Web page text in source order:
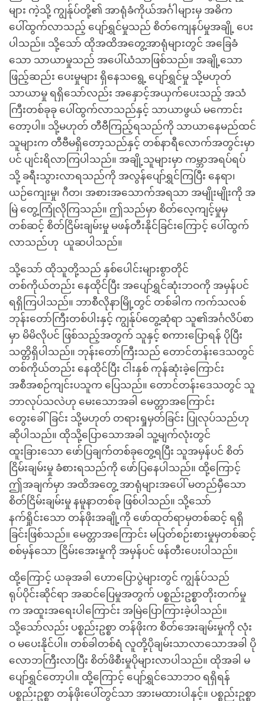
များ ကဲ့သို့ ကျွန်ုပ်တို့၏ အာရုံခံကိုယ်အင်္ဂါများမှ အဓိက
ပေါ်ထွက်လာသည့် ပျော်ရွှင်မှုသည် စိတ်ကျေနပ်မှုအချို့ ပေး
ပါသည်။ သို့သော် ထိုအထိအတွေ့အာရုံများတွင် အခြေခံ
သော သာယာမှုသည် အပေါ်ယံသာဖြစ်သည်။ အချို့သော
ဖြည့်ဆည်း ပေးမှုများ ရှိနေသရွေ့ ပျော်ရွှင်မှု သို့မဟုတ်
သာယာမှု ရရှိသော်လည်း အနှောင့်အယှက်ပေးသည့် အသံ
ကြီးတစ်ခုခု ပေါ်ထွက်လာသည်နှင့် သာယာဖွယ် မကောင်း
တော့ပါ။ သို့မဟုတ် တီဗီကြည့်ရသည်ကို သာယာနေမည်ထင်
သူများက တီဗီမရှိတော့သည်နှင့် တစ်နာရီလောက်အတွင်းမှာ
ပင် ပျင်းရိလာကြပါသည်။ အချို့သူများမှာ ကမ္ဘာအရပ်ရပ်
သို့ ခရီးသွားလာရသည်ကို အလွန်ပျော်ရွှင်ကြပြီး နေရာ၊
ယဉ်ကျေးမှု၊ ဂီတ၊ အစားအသောက်အရသာ အမျိုးမျိုးကို အ
မြဲ တွေ့ကြုံလိုကြသည်။ ဤသည်မှာ စိတ်လေ့ကျင့်မှုမှ
တစ်ဆင့် စိတ်ငြိမ်းချမ်းမှု မဖန်တီးနိုင်ခြင်းကြောင့် ပေါ်ထွက်
လာသည်ဟု ယူဆပါသည်။
သို့သော် ထိုသူတို့သည် နှစ်ပေါင်းများစွာတိုင်
တစ်ကိုယ်တည်း နေထိုင်ပြီး အပျော်ရွှင်ဆုံးဘဝကို အမှန်ပင်
ရရှိကြပါသည်။ ဘာစီလိုနာမြို့တွင် တစ်ခါက ကက်သလစ်
ဘုန်းတော်ကြီးတစ်ပါးနှင့် ကျွန်ုပ်တွေ့ဆုံရာ သူ၏အင်္ဂလိပ်စာ
မှာ မိမိလိုပင် ဖြစ်သည့်အတွက် သူနှင့် စကားပြောရန် ပိုပြီး
သတ္တိရှိပါသည်။ ဘုန်းတော်ကြီးသည် တောင်တန်းဒေသတွင်
တစ်ကိုယ်တည်း နေထိုင်ပြီး ငါးနှစ် ကုန်ဆုံးခဲ့ကြောင်း
အစီအစဉ်ကျင်းပသူက ပြေသည်။ တောင်တန်းဒေသတွင် သူ
ဘာလုပ်သလဲဟု မေးသောအခါ မေတ္တာအကြောင်း
တွေးခေါ်ခြင်း သို့မဟုတ် တရားရှုမှတ်ခြင်း ပြုလုပ်သည်ဟု
ဆိုပါသည်။ ထိုသို့ပြောသောအခါ သူ့မျက်လုံးတွင်
ထူးခြားသော ဖော်ပြချက်တစ်ခုတွေ့ရပြီး သူအမှန်ပင် စိတ်
ငြိမ်းချမ်းမှု ခံစားရသည်ကို ဖော်ပြနေပါသည်။ ထို့ကြောင့်
ဤအချက်မှာ အထိအတွေ့ အာရုံများအပေါ် မတည်မှီသော
စိတ်ငြိမ်းချမ်းမှု နမူနာတစ်ခု ဖြစ်ပါသည်။ သို့သော်
နက်ရှိုင်းသော တန်ဖိုးအချို့ကို ဖော်ထုတ်ရာမှတစ်ဆင့် ရရှိ
ခြင်းဖြစ်သည်။ မေတ္တာအကြောင်း မပြတ်စဉ်းစားမှုမှတစ်ဆင့်
စစ်မှန်သော ငြိမ်းအေးမှုကို အမှန်ပင် ဖန်တီးပေးပါသည်။
ထို့ကြောင့် ယခုအခါ ဟောပြောပွဲများတွင် ကျွန်ုပ်သည်
ရုပ်ပိုင်းဆိုင်ရာ အဆင်ပြေမှုအတွက် ပစ္စည်းဥစ္စာတိုးတက်မှု
က အထူးအရေးပါကြောင်း အမြဲပြောကြားခဲ့ပါသည်။
သို့သော်လည်း ပစ္စည်းဥစ္စာ တန်ဖိုးက စိတ်အေးချမ်းမှုကို လုံး
ဝ မပေးနိုင်ပါ။ တစ်ခါတစ်ရံ လူတို့ပိုချမ်းသာလာသောအခါ ပို
လောဘကြီးလာပြီး စိတ်ဖိစီးမှုပိုများလာပါသည်။ ထိုအခါ မ
ပျော်ရွှင်တော့ပါ။ ထို့ကြောင့် ပျော်ရွှင်သောဘဝ ရရှိရန်
ပစ္စည်းဥစ္စာ တန်ဖိုးပေါ်တွင်သာ အားမထားပါနှင့်။ ပစ္စည်းဥစ္စာ